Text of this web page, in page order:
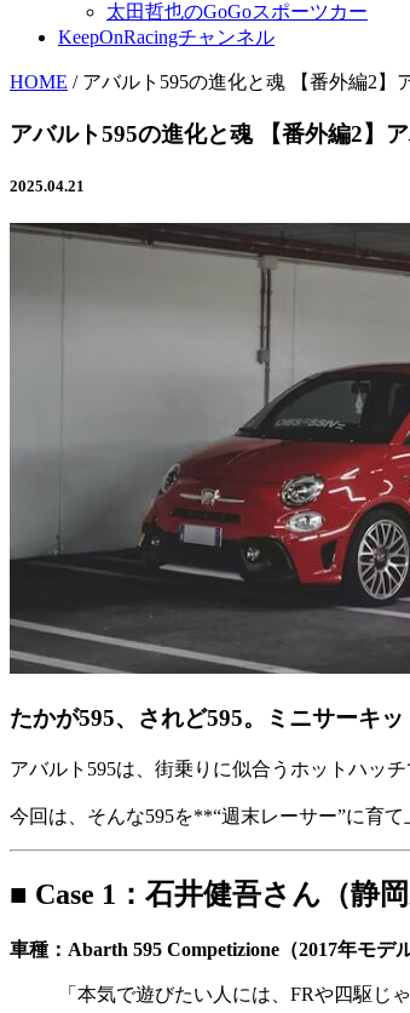
太田哲也のGoGoスポーツカー
KeepOnRacingチャンネル
HOME / アバルト595の進化と魂 【番外編2】
アバルト595の進化と魂 【番外編2】
2025.04.21
たかが595、されど595。ミニサーキ
アバルト595は、街乗りに似合うホットハッチ
今回は、そんな595を**“週末レーサー”に育
■ Case 1：石井健吾さん（静
車種：Abarth 595 Competizione（2017年モ
「本気で遊びたい人には、FRや四駆じ